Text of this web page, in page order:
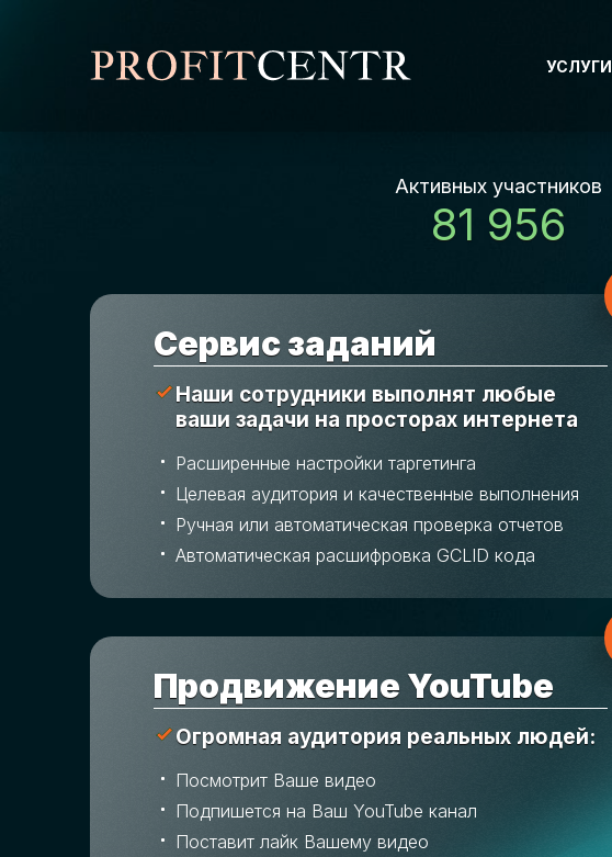
УСЛУГИ
Активных участников
81 956
Cервис заданий
Наши сотрудники выполнят любые
ваши задачи на просторах интернета
Расширенные настройки таргетинга
Целевая аудитория и качественные выполнения
Ручная или автоматическая проверка отчетов
Автоматическая расшифровка GCLID кода
Продвижение YouTube
Огромная аудитория реальных людей:
Посмотрит Ваше видео
Подпишется на Ваш YouTube канал
Поставит лайк Вашему видео